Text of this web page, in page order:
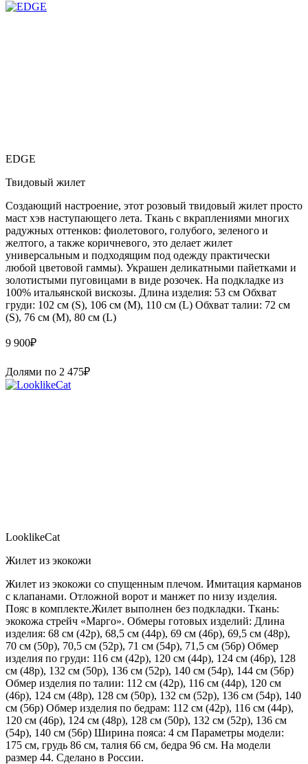
EDGE
Твидовый жилет
Создающий настроение, этот розовый твидовый жилет просто
маст хэв наступающего лета. Ткань с вкраплениями многих
радужных оттенков: фиолетового, голубого, зеленого и
желтого, а также коричневого, это делает жилет
универсальным и подходящим под одежду практически
любой цветовой гаммы). Украшен деликатными пайетками и
золотистыми пуговицами в виде розочек. На подкладке из
100% итальянской вискозы. Длина изделия: 53 см Обхват
груди: 102 см (S), 106 см (М), 110 см (L) Обхват талии: 72 см
(S), 76 см (М), 80 см (L)
9 900₽
Долями по 2 475₽
LooklikeCat
Жилет из экокожи
Жилет из экокожи со спущенным плечом. Имитация карманов
с клапанами. Отложной ворот и манжет по низу изделия.
Пояс в комплекте.Жилет выполнен без подкладки. Ткань:
экокожа стрейч «Марго». Обмеры готовых изделий: Длина
изделия: 68 см (42р), 68,5 см (44р), 69 см (46р), 69,5 см (48р),
70 см (50р), 70,5 см (52р), 71 см (54р), 71,5 см (56р) Обмер
изделия по груди: 116 см (42р), 120 см (44р), 124 см (46р), 128
см (48р), 132 см (50р), 136 см (52р), 140 см (54р), 144 см (56р)
Обмер изделия по талии: 112 см (42р), 116 см (44р), 120 см
(46р), 124 см (48р), 128 см (50р), 132 см (52р), 136 см (54р), 140
см (56р) Обмер изделия по бедрам: 112 см (42р), 116 см (44р),
120 см (46р), 124 см (48р), 128 см (50р), 132 см (52р), 136 см
(54р), 140 см (56р) Ширина пояса: 4 см Параметры модели:
175 см, грудь 86 см, талия 66 см, бедра 96 см. На модели
размер 44. Сделано в России.